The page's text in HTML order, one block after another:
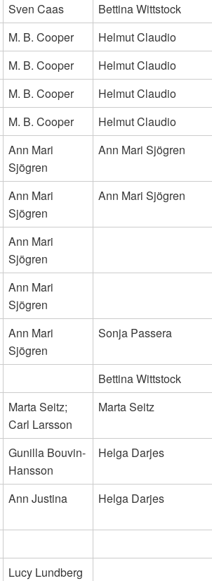
Sven Caas Bettina Wittstock
M. B. Cooper Helmut Claudio
M. B. Cooper Helmut Claudio
M. B. Cooper Helmut Claudio
M. B. Cooper Helmut Claudio
Ann Mari
Sjögren
Ann Mari Sjögren
Ann Mari
Sjögren
Ann Mari Sjögren
Ann Mari
Sjögren
Ann Mari
Sjögren
Ann Mari
Sjögren
Sonja Passera
Bettina Wittstock
Marta Seitz;
Carl Larsson
Marta Seitz
Gunilla Bouvin-
Hansson
Helga Darjes
Ann Justina Helga Darjes
Lucy Lundberg